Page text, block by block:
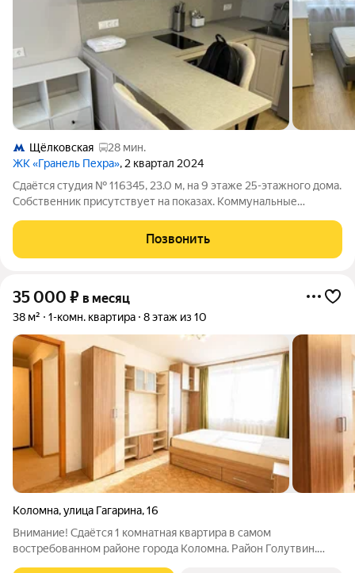
Щёлковская
28 мин.
ЖК «Гранель Пехра», 2 квартал 2024
Сдаётся студия № 116345, 23.0 м, на 9 этаже 25-этажного дома.
Собственник присутствует на показах. Коммунальные
отдельно. По условиям проживания: можно с детьми, можно с
питомцами. Срок минимальной
Позвонить
35 000 ₽ в месяц
38 м² 1-комн. квартира 8 этаж из 10
Коломна,улица Гагарина,16
Внимание! Сдаётся 1 комнатная квартира в самом
востребованном районе города Коломна. Район Голутвин.